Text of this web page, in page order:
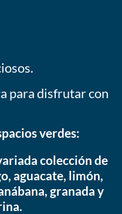
para disfrutar con
verdes:
colección de
aguacate, limón,
granada y